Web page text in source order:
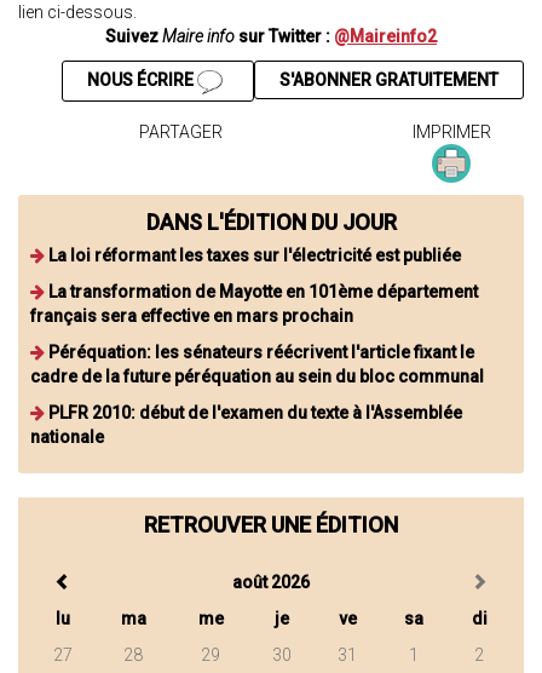
lien ci-dessous.
SuivezMaire info sur Twitter : @Maireinfo2
S'ABONNER GRATUITEMENT
NOUS ÉCRIRE
PARTAGER IMPRIMER
DANS L'ÉDITION DU JOUR
La loi réformant les taxes sur l'électricité est publiée
La transformation de Mayotte en 101ème département
français sera effective en mars prochain
Péréquation: les sénateurs réécrivent l'article fixant le
cadre de la future péréquation au sein du bloc communal
PLFR 2010: début de l'examen du texte à l'Assemblée
nationale
RETROUVER UNE ÉDITION
août 2026
lu
ma me je ve sa
di
27
28 29 30 31 1 2